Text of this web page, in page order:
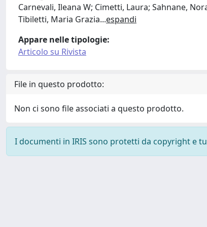
Carnevali, Ileana W; Cimetti, Laura; Sahnane,
Tibiletti, Maria Grazia...espandi
Appare nelle tipologie:
Articolo su Rivista
File in questo prodotto:
Non ci sono file associati a questo prodotto.
I documenti in IRIS sono protetti da copyright e